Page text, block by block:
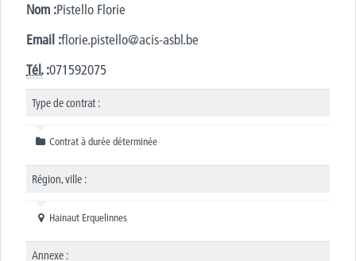
Nom :Pistello Florie
Email :florie.pistello@acis-asbl.be
Tél.:071592075
Type de contrat :
Contrat à durée déterminée
Région, ville :
Hainaut Erquelinnes
Annexe :